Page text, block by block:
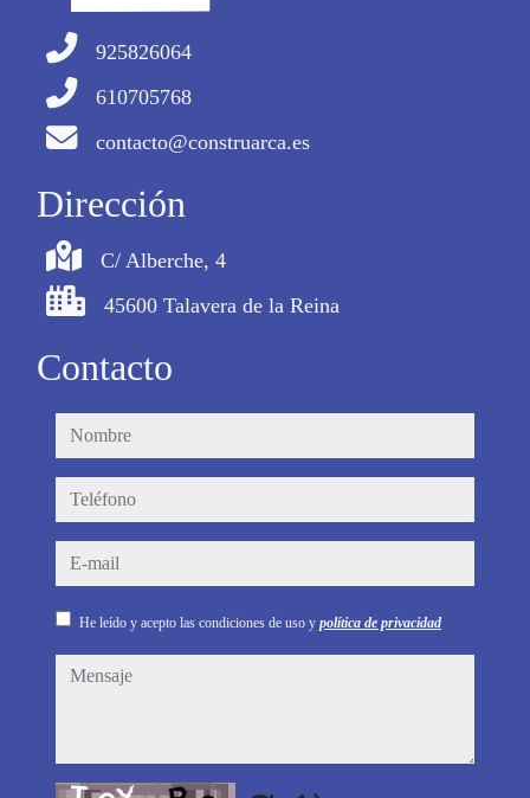
925826064
610705768
contacto@construarca.es
Dirección
C/ Alberche, 4
45600 Talavera de la Reina
Contacto
nombre
teléfono
e-mail
He leído y acepto las condiciones de uso y política de privacidad
mensaje